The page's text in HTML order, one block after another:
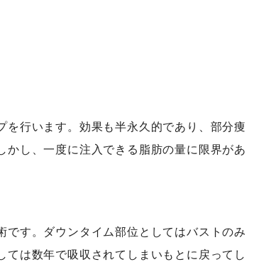
を行います。効果も半永久的であり、部分痩
し、一度に注入できる脂肪の量に限界があ
す。ダウンタイム部位としてはバストのみ
は数年で吸収されてしまいもとに戻ってし